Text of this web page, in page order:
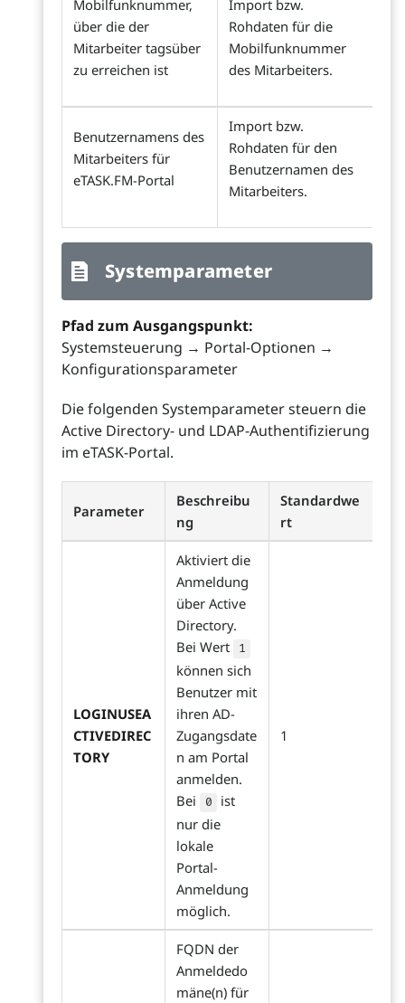
Mobilfunknummer,
über die der
Mitarbeiter tagsüber
zu erreichen ist
Import bzw.
Rohdaten für die
Mobilfunknummer
des Mitarbeiters.
Benutzernamens des
Mitarbeiters für
eTASK.FM-Portal
Import bzw.
Rohdaten für den
Benutzernamen des
Mitarbeiters.
Systemparameter
Pfad zum Ausgangspunkt:
Systemsteuerung → Portal-Optionen →
Konfigurationsparameter
Die folgenden Systemparameter steuern die
Active Directory- und LDAP-Authentifizierung
im eTASK-Portal.
Parameter
Beschreibu
ng
Standardwe
rt
LOGINUSEA
CTIVEDIREC
TORY
Aktiviert die
Anmeldung
über Active
Directory.
Bei Wert
1
können sich
Benutzer mit
ihren AD-
Zugangsdate
n am Portal
anmelden.
Bei
0
ist
nur die
lokale
Portal-
Anmeldung
möglich.
1
FQDN der
Anmeldedo
mäne(n) für